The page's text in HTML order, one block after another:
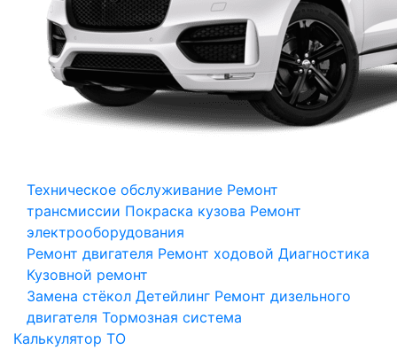
Техническое обслуживание Ремонт
трансмиссии Покраска кузова Ремонт
электрооборудования
Ремонт двигателя Ремонт ходовой Диагностика
Кузовной ремонт
Замена стёкол Детейлинг Ремонт дизельного
двигателя Тормозная система
Калькулятор ТО